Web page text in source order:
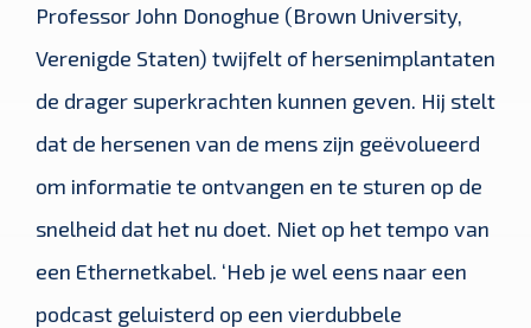
Professor John Donoghue (Brown University,
Verenigde Staten) twijfelt of hersenimplantaten
de drager superkrachten kunnen geven. Hij stelt
dat de hersenen van de mens zijn geëvolueerd
om informatie te ontvangen en te sturen op de
snelheid dat het nu doet. Niet op het tempo van
een Ethernetkabel. ‘Heb je wel eens naar een
podcast geluisterd op een vierdubbele